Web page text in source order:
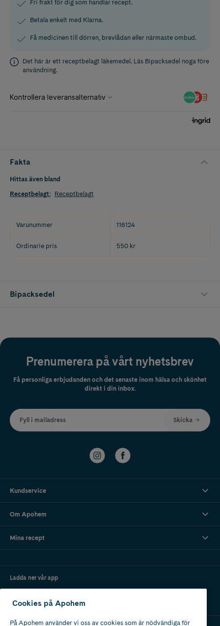
Fri frakt för dig som handlar recept.
Betala enkelt med Klarna.
Få medicinen till dörren, brevlådan eller närmaste ombud.
Det här är ett receptbelagt läkemedel. Läs Bipacksedel noga före
användning.
Fakta
Hittas även bland
Receptbelagt: Receptbelagt
Varunummer 116124
Ordinarie pris 550 kr
Bipacksedel
Prenumerera på vårt nyhetsbrev
Få personliga erbjudanden och det senaste inom hälsa och skönhet
direkt i din inbox.
Fyll i mailadress Skicka
Kundservice
Om Apohem
Mina recept
Ladda ner vår app
Cookies på Apohem
På Apohem använder vi oss av cookies som är nödvändiga för